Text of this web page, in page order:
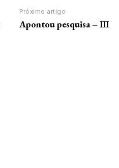
Próximo artigo
Apontou pesquisa – III